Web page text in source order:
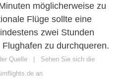
möglicherweise zu
Flüge sollte eine
zwei Stunden
zu durchqueren.
Quelle | Sehen Sie sich die
an